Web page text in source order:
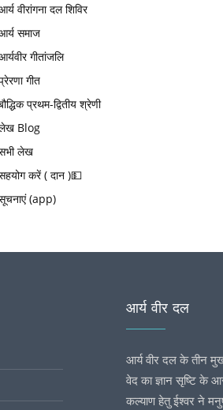
वीरांगना दल शिविर
समाज
गीतांजलि
गीत
प्रथम-द्वितीय श्रेणी
Blog
लेख
करें ( दान )💵
(app)
आर्य वीर दल
आर्य वीर दल के तीन
वेद का ज्ञान सृष्टि के
कल्याण हेतु ईश्वर ने